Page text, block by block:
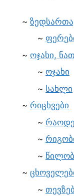
ოჯახი,
ოჯახი
სახლი
რიცხვები